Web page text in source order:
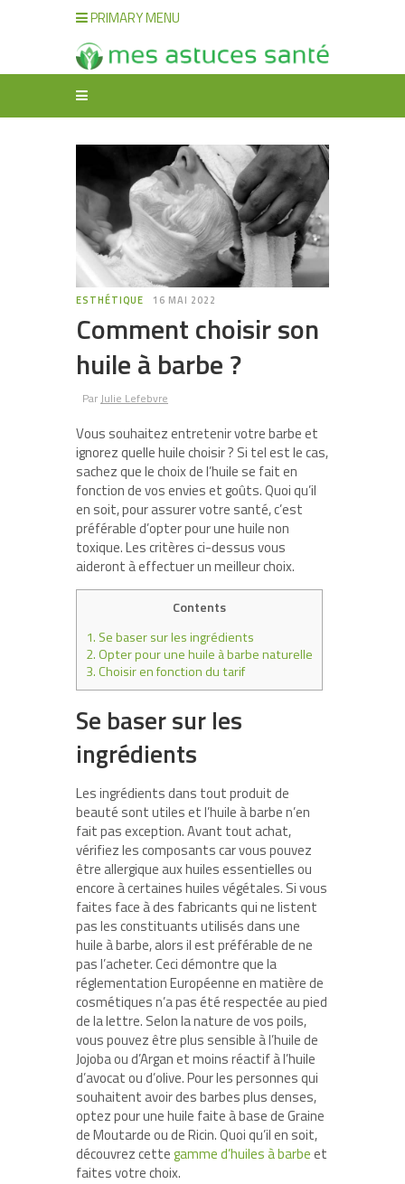
PRIMARY MENU
ESTHÉTIQUE 16 MAI 2022
Comment choisir son
huile à barbe ?
Par Julie Lefebvre
Vous souhaitez entretenir votre barbe et
ignorez quelle huile choisir ? Si tel est le cas,
sachez que le choix de l’huile se fait en
fonction de vos envies et goûts. Quoi qu’il
en soit, pour assurer votre santé, c’est
préférable d’opter pour une huile non
toxique. Les critères ci-dessus vous
aideront à effectuer un meilleur choix.
Contents
1. Se baser sur les ingrédients
2.Opter pour une huile à barbe naturelle
3.Choisir en fonction du tarif
Se baser sur les
ingrédients
Les ingrédients dans tout produit de
beauté sont utiles et l’huile à barbe n’en
fait pas exception. Avant tout achat,
vérifiez les composants car vous pouvez
être allergique aux huiles essentielles ou
encore à certaines huiles végétales. Si vous
faites face à des fabricants qui ne listent
pas les constituants utilisés dans une
huile à barbe, alors il est préférable de ne
pas l’acheter. Ceci démontre que la
réglementation Européenne en matière de
cosmétiques n’a pas été respectée au pied
de la lettre. Selon la nature de vos poils,
vous pouvez être plus sensible à l’huile de
Jojoba ou d’Argan et moins réactif à l’huile
d’avocat ou d’olive. Pour les personnes qui
souhaitent avoir des barbes plus denses,
optez pour une huile faite à base de Graine
de Moutarde ou de Ricin. Quoi qu’il en soit,
découvrez cettegamme d’huiles à barbeet
faites votre choix.